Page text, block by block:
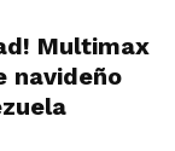
Multimax
navideño